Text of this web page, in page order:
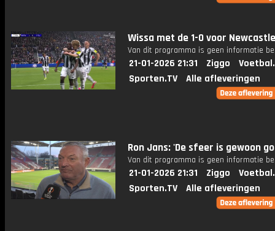
Wissa met de 1-0 voor
Van dit programma is geen informatie
21-01-2026 21:31 Ziggo
Sporten.TV
Alle afleveringen
Ron Jans: 'De sfeer is gewoon
Van dit programma is geen informatie
21-01-2026 21:31 Ziggo
Sporten.TV
Alle afleveringen